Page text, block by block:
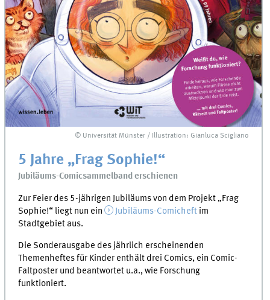
© Universität Münster / Illustration: Gianluca Scigliano
5 Jahre „Frag Sophie!“
Jubiläums-Comicsammelband erschienen
Zur Feier des 5-jährigen Jubiläums von dem Projekt „Frag
Sophie!“ liegt nun ein
Jubiläums-Comicheft im
Stadtgebiet aus.
Die Sonderausgabe des jährlich erscheinenden
Themenheftes für Kinder enthält drei Comics, ein Comic-
Faltposter und beantwortet u.a., wie Forschung
funktioniert.